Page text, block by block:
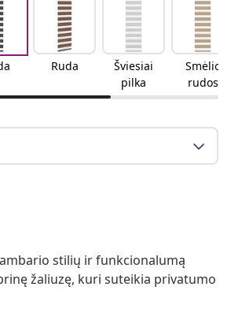
Ruda
Šviesiai
pilka
Smėlio
rudos
spalvos
stilių ir funkcionalumą
žaliuzę, kuri suteikia privatumo